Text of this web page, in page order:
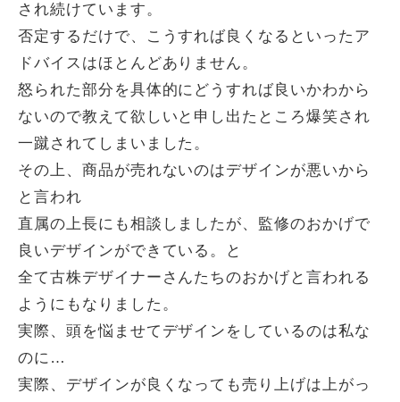
され続けています。
否定するだけで、こうすれば良くなるといったア
ドバイスはほとんどありません。
怒られた部分を具体的にどうすれば良いかわから
ないので教えて欲しいと申し出たところ爆笑され
一蹴されてしまいました。
その上、商品が売れないのはデザインが悪いから
と言われ
直属の上長にも相談しましたが、監修のおかげで
良いデザインができている。と
全て古株デザイナーさんたちのおかげと言われる
ようにもなりました。
実際、頭を悩ませてデザインをしているのは私な
のに…
実際、デザインが良くなっても売り上げは上がっ